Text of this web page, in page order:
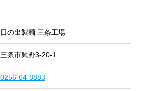
日の出製麺 三条工場
三条市興野3-20-1
0256-64-8883